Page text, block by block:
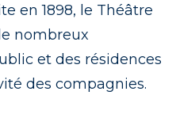
en 1898, le Théâtre
nombreux
et des résidences
des compagnies.